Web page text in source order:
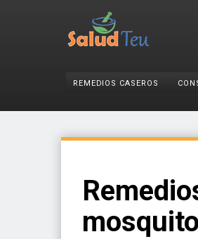
REMEDIOS CASEROS
mosquito